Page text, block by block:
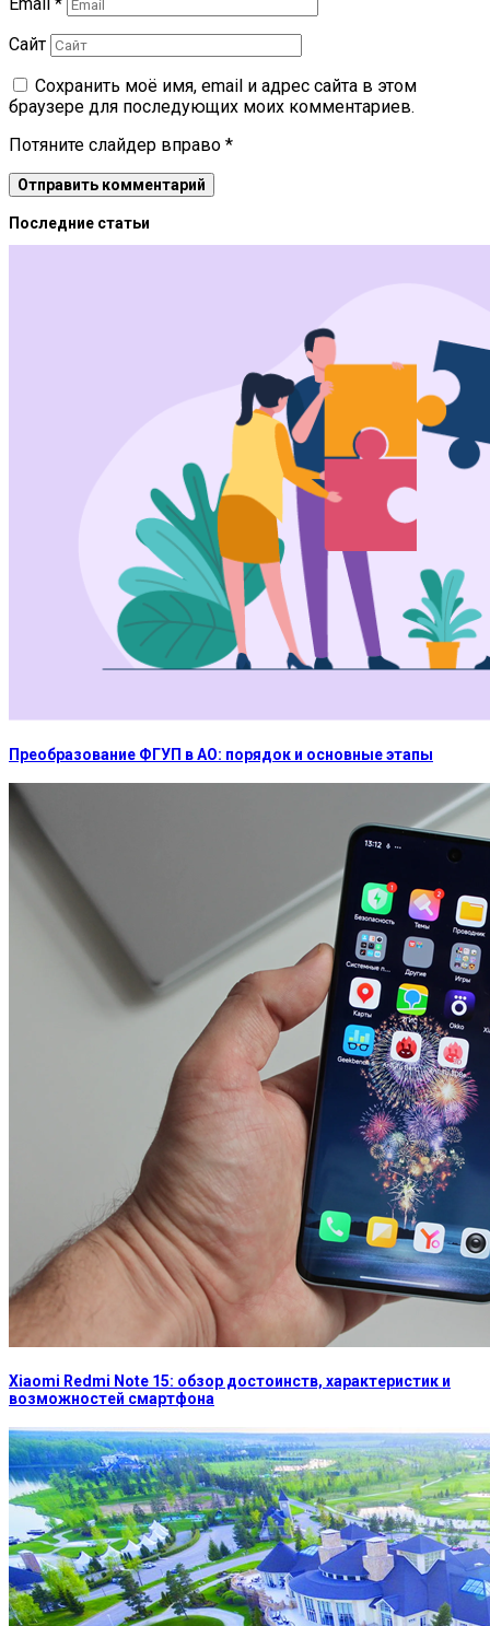
Email *
Сайт
Сохранить моё имя, email и адрес сайта в этом
браузере для последующих моих комментариев.
Потяните слайдер вправо *
Последние статьи
Преобразование ФГУП в АО: порядок и основные этапы
Xiaomi Redmi Note 15: обзор достоинств, характеристик и
возможностей смартфона